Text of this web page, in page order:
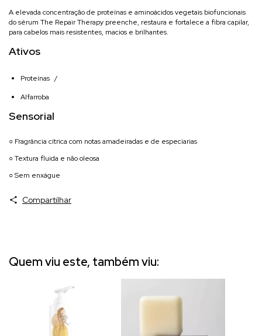
A elevada concentração de proteínas e aminoácidos vegetais biofuncionais
do sérum The Repair Therapy preenche, restaura e fortalece a fibra capilar,
para cabelos mais resistentes, macios e brilhantes.
Ativos
Proteínas /
Alfarroba
Sensorial
○ Fragrância cítrica com notas amadeiradas e de especiarias
○ Textura fluida e não oleosa
○ Sem enxágue
Compartilhar
Quem viu este, também viu: